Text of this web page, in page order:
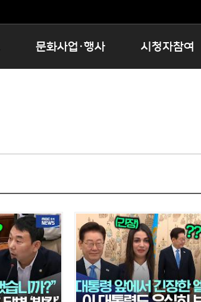
문화사업·행사
청원생명쌀 대청호마라톤
로컬 콘텐츠 Hub
문화행사 아카이빙
시청자참여